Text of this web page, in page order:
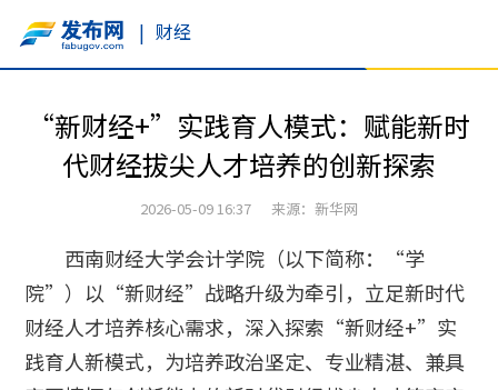
| 财经
“新财经+”实践育人模式：赋能新时
代财经拔尖人才培养的创新探索
2026-05-09 16:37 来源：新华网
西南财经大学会计学院（以下简称：“学
院”）以“新财经”战略升级为牵引，立足新时代
财经人才培养核心需求，深入探索“新财经+”实
践育人新模式，为培养政治坚定、专业精湛、兼具